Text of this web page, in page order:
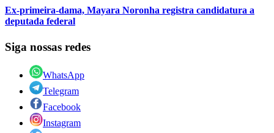
Ex-primeira-dama, Mayara Noronha registra candidatura a
deputada federal
Siga nossas redes
WhatsApp
Telegram
Facebook
Instagram